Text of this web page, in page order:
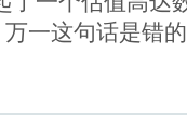
万一这句话是错